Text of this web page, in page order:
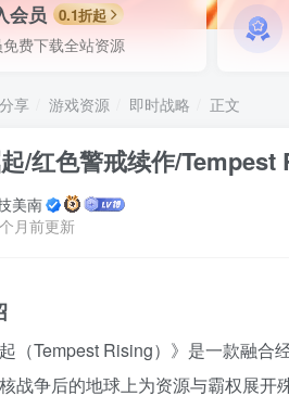
会员 0.1折起
费下载全站资源
享 游戏资源 即时战略 正文
/红色警戒续作/Tempest
美南
月前更新
起（Tempest Rising）》是一款融
战争后的地球上为资源与霸权展开